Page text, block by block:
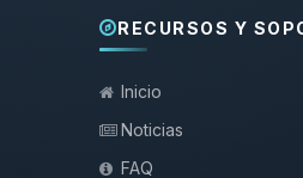
RECURSOS Y
Inicio
Noticias
FAQ